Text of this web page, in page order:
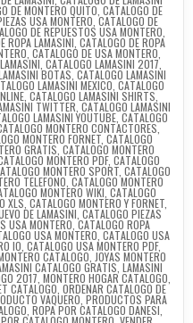
DE MONTERO QUITO CATALOGO DE
USA MONTERO CATALOGO DE
DE REPUESTOS USA MONTERO
ROPA LAMASINI CATALOGO DE ROPA
CATALOGO DE USA MONTERO
CATALOGO LAMASINI 2017,
BOTAS CATALOGO LAMASINI
LAMASINI MEXICO CATALOGO
, CATALOGO LAMASINI SHIRTS
TWITTER CATALOGO LAMASINI
LAMASINI YOUTUBE, CATALOGO
MONTERO CONTACTORES
MONTERO FORNET CATALOGO
GRATIS CATALOGO MONTERO
MONTERO PDF, CATALOGO
MONTERO SPORT CATALOGO
TELEFONO CATALOGO MONTERO
MONTERO WIKI CATALOGO
XLS CATALOGO MONTERO Y FORNET
DE LAMASINI CATALOGO PIEZAS
USA MONTERO CATALOGO ROPA
USA MONTERO CATALOGO USA
IO CATALOGO USA MONTERO PDF,
CATALOGO JOYAS MONTERO
CATALOGO GRATIS LAMASINI
2017 MONTERO HOGAR CATALOGO
CATALOGO ORDENAR CATALOGO DE
VAQUERO PRODUCTOS PARA
ROPA POR CATALOGO DANESI